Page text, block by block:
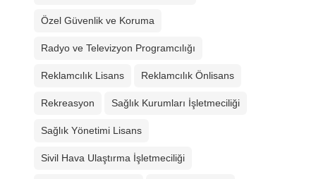
Özel Güvenlik ve Koruma
Radyo ve Televizyon Programcılığı
Reklamcılık Lisans Reklamcılık Önlisans
Rekreasyon Sağlık Kurumları İşletmeciliği
Sağlık Yönetimi Lisans
Sivil Hava Ulaştırma İşletmeciliği